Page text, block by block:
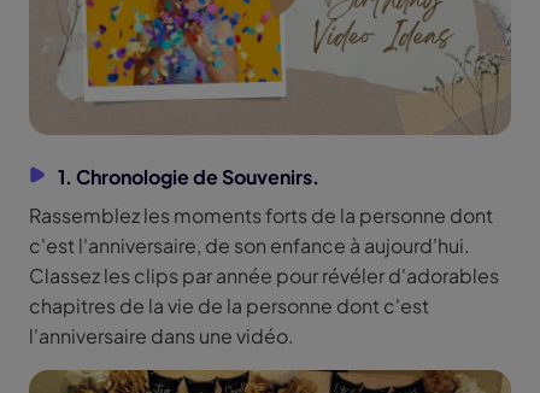
1. Chronologie de Souvenirs.
Rassemblez les moments forts de la personne dont
c'est l'anniversaire, de son enfance à aujourd'hui.
Classez les clips par année pour révéler d'adorables
chapitres de la vie de la personne dont c'est
l'anniversaire dans une vidéo.